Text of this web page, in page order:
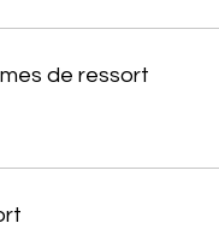
de ressort